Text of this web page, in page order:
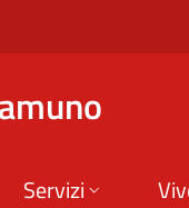
Servizi